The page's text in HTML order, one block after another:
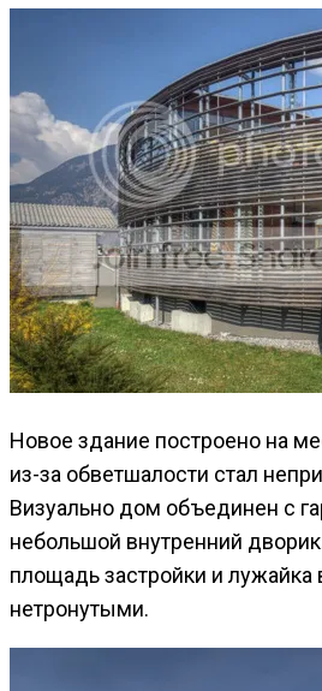
Новое здание построено на
из-за обветшалости стал
Визуально дом объединен с
небольшой внутренний
площадь застройки и лужайка
нетронутыми.